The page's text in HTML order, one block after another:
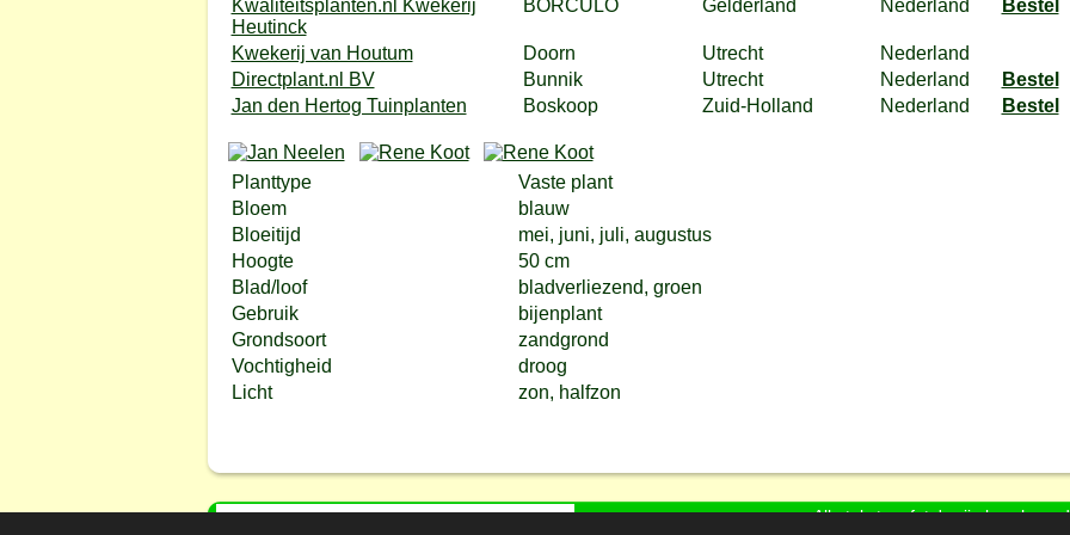
Kwaliteitsplanten.nl Kwekerij
Heutinck
BORCULO Gelderland Nederland Bestel
Kwekerij van Houtum Doorn Utrecht
Nederland
Directplant.nl BV
Bunnik Utrecht Nederland
Bestel
Jan den Hertog Tuinplanten
Boskoop Zuid-Holland Nederland Bestel
Planttype
Vaste plant
Bloem
blauw
Bloeitijd
mei, juni, juli, augustus
Hoogte
50 cm
Blad/loof
bladverliezend, groen
Gebruik
bijenplant
Grondsoort
zandgrond
Vochtigheid
droog
Licht
zon, halfzon
Alle tekst en foto's zijn